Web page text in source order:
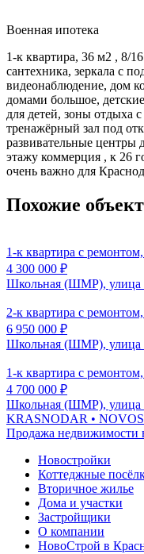
Военная ипотека
1-к квартира, 36 м2 , 8/
сантехника, зеркала с
видеонаблюдение, дом
домами большое,
для детей, зоны отдыха
тренажёрный зал под
развивательные центры
этажу коммерция , к 26
очень важно для
Похожие
1-к квартира с
4 300 000 ₽
Школьная (ШМР), улица
2-к квартира с
6 950 000 ₽
Школьная (ШМР), улица
1-к квартира с
4 700 000 ₽
Школьная (ШМР), улица
KRASNODAR •
Продажа недвижимости
Новостройки
Коттеджные
Вторичное жилье
Дома и участки
Застройщики
О компании
НовоСтрой в